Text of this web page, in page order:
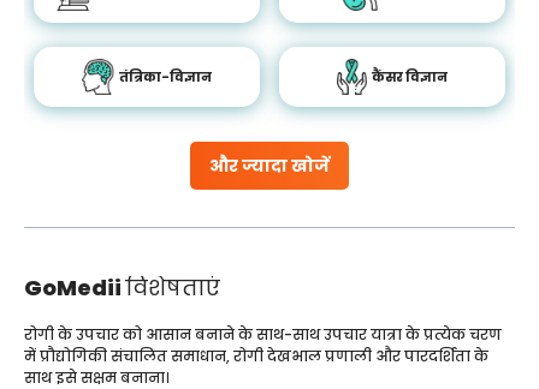
और ज्यादा खोजें
तंत्रिका-विज्ञान कैंसर विज्ञान
GoMediiविशेषताएं
रोगी के उपचार को आसान बनाने के साथ-साथ उपचार यात्रा के प्रत्येक चरण
में प्रौद्योगिकी संचालित समाधान, रोगी देखभाल प्रणाली और पारदर्शिता के
साथ इसे सक्षम बनाना।